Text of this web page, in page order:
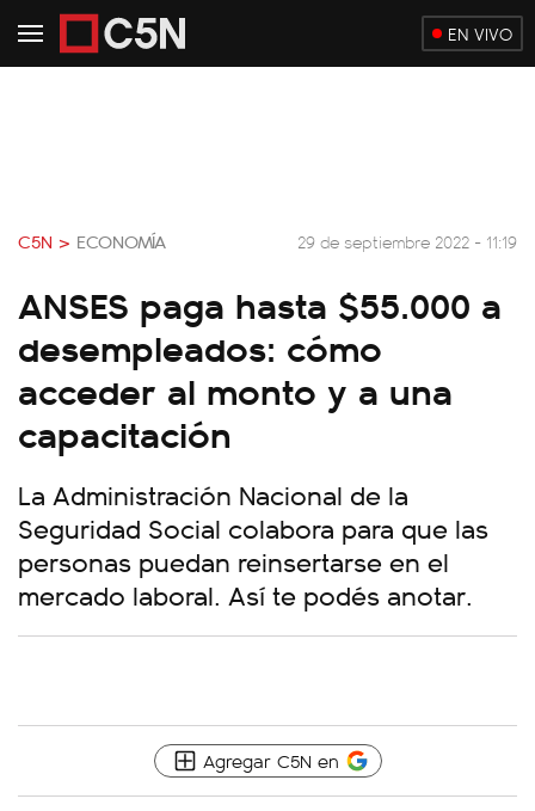
EN VIVO
C5N > ECONOMÍA 29 de septiembre 2022 - 11:19
ANSES paga hasta $55.000 a
desempleados: cómo
acceder al monto y a una
capacitación
La Administración Nacional de la
Seguridad Social colabora para que las
personas puedan reinsertarse en el
mercado laboral. Así te podés anotar.
Agregar C5N en